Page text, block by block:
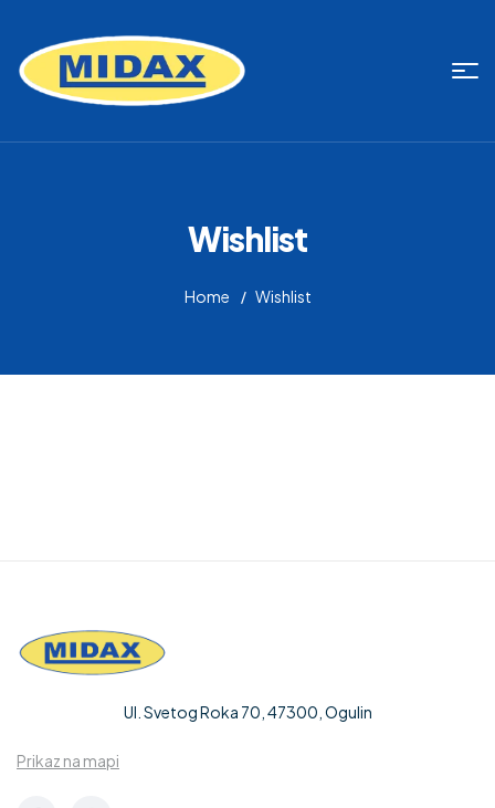
Wishlist
Home Wishlist
Ul. Svetog Roka 70, 47300, Ogulin
Prikaz na mapi